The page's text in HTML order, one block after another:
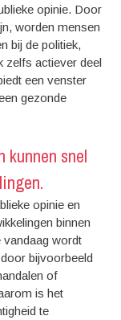
opinie. Door
worden mensen
bij de politiek,
zelfs actiever deel
een venster
gezonde
kunnen snel
opinie en
binnen
vandaag wordt
bijvoorbeeld
of
is het
te